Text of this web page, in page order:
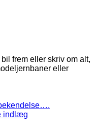
frem eller skriv om alt,
eller
indlæg